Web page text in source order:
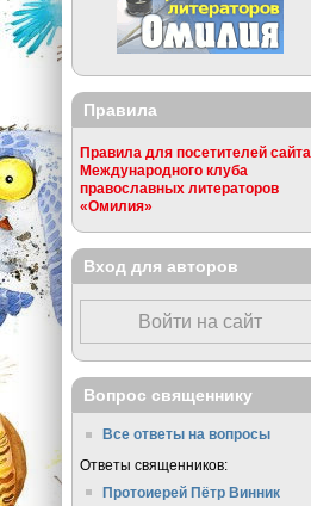
Правила
Правила для посетителей сайта
Международного клуба
православных литераторов
«Омилия»
Вход для авторов
Войти на сайт
Вопрос священнику
Все ответы на вопросы
Ответы священников:
Протоиерей Пётр Винник